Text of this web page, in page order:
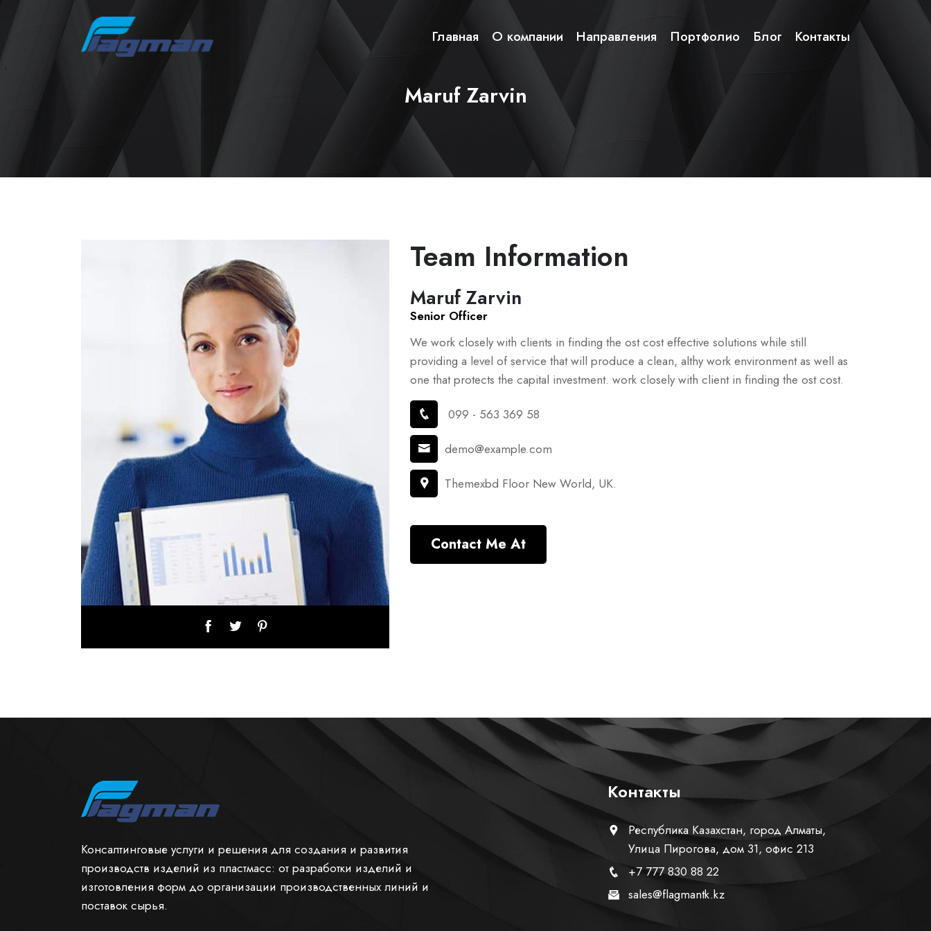
Главная О компании Направления Портфолио Блог Контакты
Maruf Zarvin
Team Information
Maruf Zarvin
Senior Officer
We work closely with clients in finding the ost cost effective solutions while still
providing a level of service that will produce a clean, althy work environment as well as
one that protects the capital investment. work closely with client in finding the ost cost.
099 - 563 369 58
demo@example.com
Themexbd Floor New World, UK.
Contact Me At
Консалтинговые услуги и решения для создания и развития
производств изделий из пластмасc: от разработки изделий и
изготовления форм до организации производственных линий и
поставок сырья.
Контакты
Республика Казахстан, город Алматы,
Улица Пирогова, дом 31, офис 213
+7 777 830 88 22
sales@flagmantk.kz